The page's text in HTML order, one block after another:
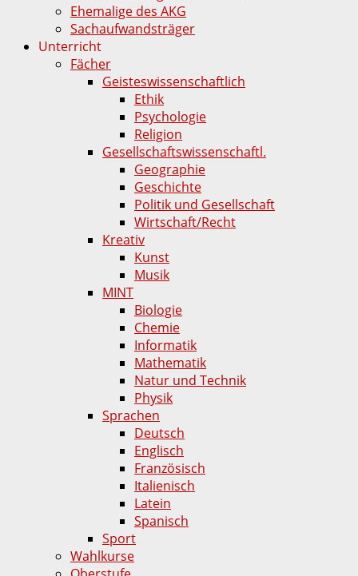
Ehemalige des AKG
Sachaufwandsträger
Unterricht
Fächer
Geisteswissenschaftlich
Ethik
Psychologie
Religion
Gesellschaftswissenschaftl.
Geographie
Geschichte
Politik und Gesellschaft
Wirtschaft/Recht
Kreativ
Kunst
Musik
MINT
Biologie
Chemie
Informatik
Mathematik
Natur und Technik
Physik
Sprachen
Deutsch
Englisch
Französisch
Italienisch
Latein
Spanisch
Sport
Wahlkurse